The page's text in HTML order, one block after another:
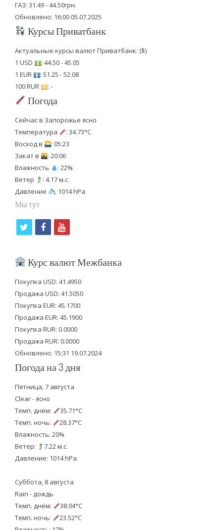
ГАЗ: 31.49 - 44.50грн.
Обновлено: 16:00 05.07.2025
Курсы Приватбанк
Актуальные курсы валют Приватбанк: ($)
1 USD
: 44.50 - 45.05
1 EUR
: 51.25 - 52.08
100 RUR
: -
Погода
Сейчас в Запорожье ясно
Температура
: 34.73°C
Восход в
: 05:23
Закат в
: 20:06
Влажность
: 22%
Ветер
: 4.17 м.с.
Давление
: 1014 hPa
Мы тут
i
t
e
r
f
c
b
o
o
k
y
u
u
b
e
Курс валют Межбанка
Покупка USD: 41.4950
Продажа USD: 41.5050
Покупка EUR: 45.1700
Продажа EUR: 45.1900
Покупка RUR: 0.0000
Продажа RUR: 0.0000
Обновлено: 15:31 19.07.2024
Погода на 3 дня
Пятница, 7 августа
Clear - ясно
Темп. днём:
35.71°C
Темп. ночь:
28.37°C
Влажность: 20%
Ветер:
7.22 м.с.
Давление: 1014 hPa
Суббота, 8 августа
Rain - дождь
Темп. днём:
38.04°C
Темп. ночь:
23.52°C